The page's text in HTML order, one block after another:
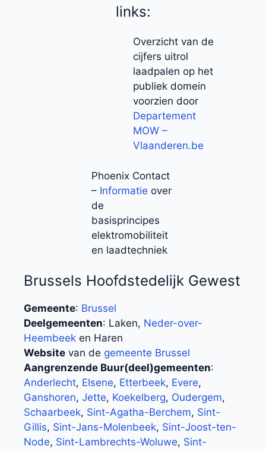
links:
Overzicht van de
cijfers uitrol
laadpalen op het
publiek domein
voorzien door
Departement
MOW –
Vlaanderen.be
Phoenix Contact
– Informatie over
de
basisprincipes
elektromobiliteit
en laadtechniek
Brussels Hoofdstedelijk Gewest
Gemeente: Brussel
Deelgemeenten: Laken, Neder-over-
Heembeek en Haren
Website van de gemeente Brussel
Aangrenzende Buur(deel)gemeenten:
Anderlecht, Elsene, Etterbeek, Evere,
Ganshoren, Jette, Koekelberg, Oudergem,
Schaarbeek, Sint-Agatha-Berchem, Sint-
Gillis, Sint-Jans-Molenbeek, Sint-Joost-ten-
Node, Sint-Lambrechts-Woluwe, Sint-